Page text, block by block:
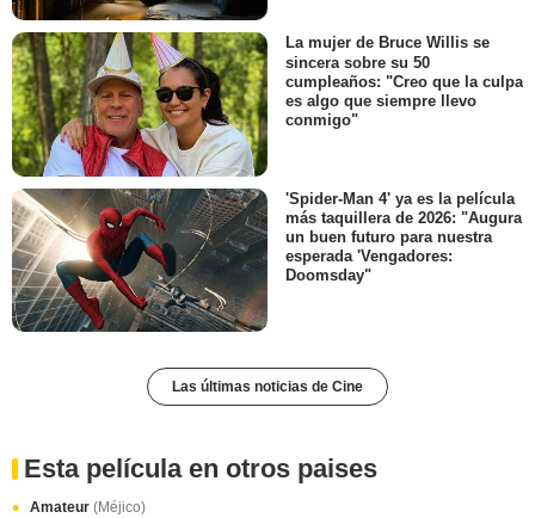
La mujer de Bruce Willis se
sincera sobre su 50
cumpleaños: "Creo que la culpa
es algo que siempre llevo
conmigo"
'Spider-Man 4' ya es la película
más taquillera de 2026: "Augura
un buen futuro para nuestra
esperada 'Vengadores:
Doomsday"
Las últimas noticias de Cine
Esta película en otros paises
Amateur (Méjico)